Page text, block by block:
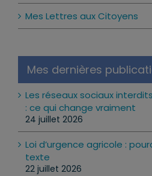
Mes Lettres aux Citoyens
Mes dernières
Les réseaux sociaux
: ce qui change vraiment
24 juillet 2026
Loi d’urgence agricole :
texte
22 juillet 2026